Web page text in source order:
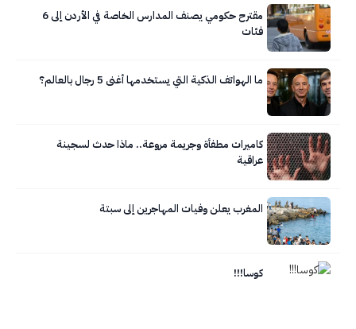
مقترح حكومي يصنف المدارس الخاصة في الأردن إلى 6
فئات
ما الهواتف الذكية التي يستخدمها أغنى 5 رجال بالعالم؟
كاميرات مطفأة وجريمة مروعة.. ماذا حدث لسجينة
عراقية
المغرب يعلن وفيات المهاجرين إلى سبتة
كوسا!!!